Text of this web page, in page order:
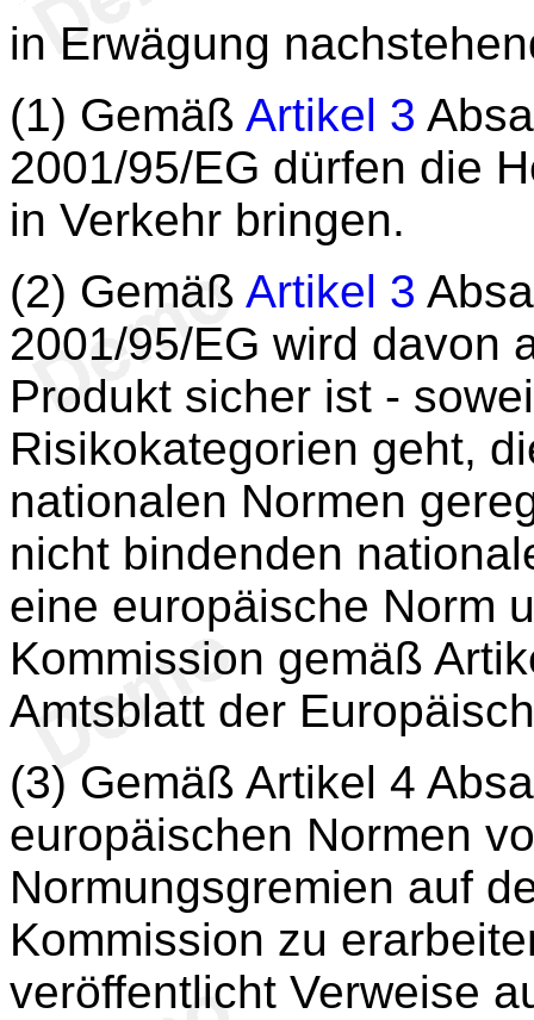
in Erwägung
(1) Gemäß Artikel 3
2001/95/EG dürfen die
in Verkehr bringen.
(2) Gemäß Artikel 3
2001/95/EG wird davon
Produkt sicher ist -
Risikokategorien geht,
nationalen Normen
nicht bindenden
eine europäische Norm
Kommission gemäß
Amtsblatt der
(3) Gemäß Artikel 4
europäischen Normen
Normungsgremien auf
Kommission zu
veröffentlicht Verweise